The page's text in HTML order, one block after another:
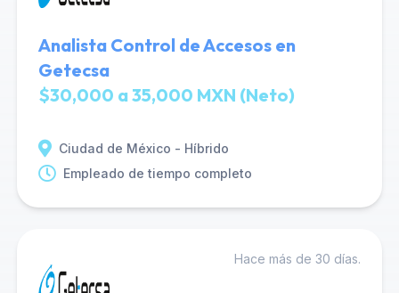
Analista Control de Accesos en
Getecsa
$30,000 a 35,000 MXN (Neto)
Ciudad de México - Híbrido
Empleado de tiempo completo
Hace más de 30 días.